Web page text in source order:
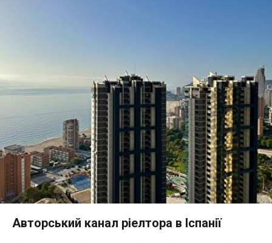
Авторський канал ріелтора в Іспанії